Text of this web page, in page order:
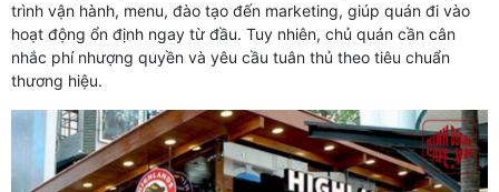
trình vận hành, menu, đào tạo đến marketing, giúp quán đi vào
hoạt động ổn định ngay từ đầu. Tuy nhiên, chủ quán cần cân
nhắc phí nhượng quyền và yêu cầu tuân thủ theo tiêu chuẩn
thương hiệu.